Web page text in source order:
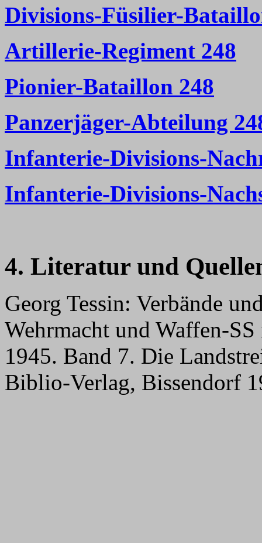
Divisions-Füsilier-
Artillerie-Regiment 248
Pionier-Bataillon 248
Panzerjäger-Abteilung
Infanterie-Divisions-
Infanterie-Divisions-
4. Literatur und
Georg Tessin: Verbände
Wehrmacht und Waffen-
1945. Band 7. Die
Biblio-Verlag, Bissendorf